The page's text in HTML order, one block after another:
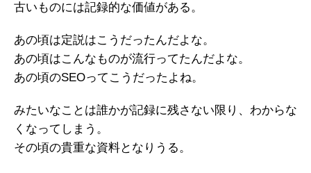
古いものには記録的な価値がある。
あの頃は定説はこうだったんだよな。
あの頃はこんなものが流行ってたんだよな。
あの頃のSEOってこうだったよね。
みたいなことは誰かが記録に残さない限り、わからな
くなってしまう。
その頃の貴重な資料となりうる。